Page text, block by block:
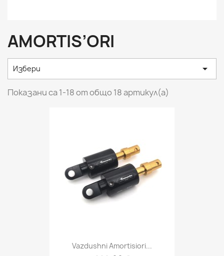
AMORTIS’ORI
Избери 
Показани са 1-18 от общо 18 артикул(а)
Vazdushni Amortisiori...